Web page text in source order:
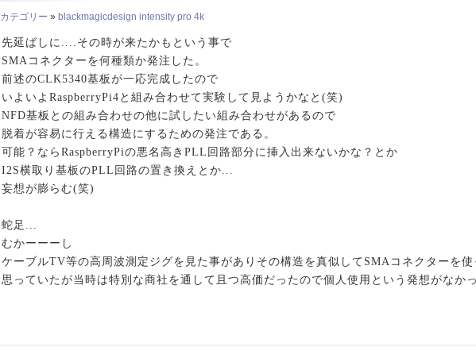
カテゴリー » blackmagicdesign intensity pro 4k
先延ばしに....その時が来たかもという事で
SMAコネクターを何種類か発注した。
前述のCLK5340基板が一応完成したので
いよいよRaspberryPi4と組み合わせて実験して見ようかなと(笑)
NFD基板との組み合わせの他に試したい組み合わせがあるので
脱着が容易に行える構造にするための発注である。
可能？ならRaspberryPiの悪名高きPLL回路部分に挿入出来ないかな？とか
I2S横取り基板のPLL回路の置き換えとか...
妄想が膨らむ(笑)
蛇足...
むかーーーし
ケーブルTV等の高周波測定ジグを見た事がありその構造を真似してSMAコネクターを
思っていたが当時は特別な商社を通して且つ高価だったので個人使用という発想がなか